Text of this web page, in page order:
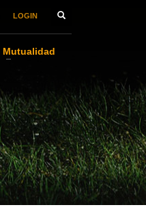
LOGIN
Mutualidad